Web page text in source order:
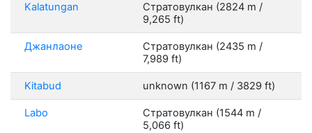
Kalatungan
Стратовулкан (2824 m /
9,265 ft)
Джанлаоне
Стратовулкан (2435 m /
7,989 ft)
Kitabud unknown (1167 m / 3829 ft)
Labo
Стратовулкан (1544 m /
5,066 ft)